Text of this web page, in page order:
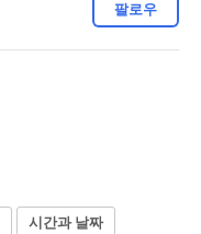
팔로우
시간과 날짜